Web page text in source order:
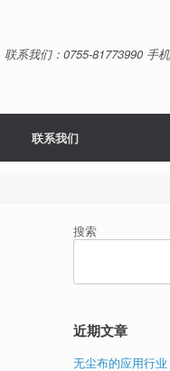
联系我们：0755-81773990 手
联系我们
搜索
近期文章
无尘布的应用行业